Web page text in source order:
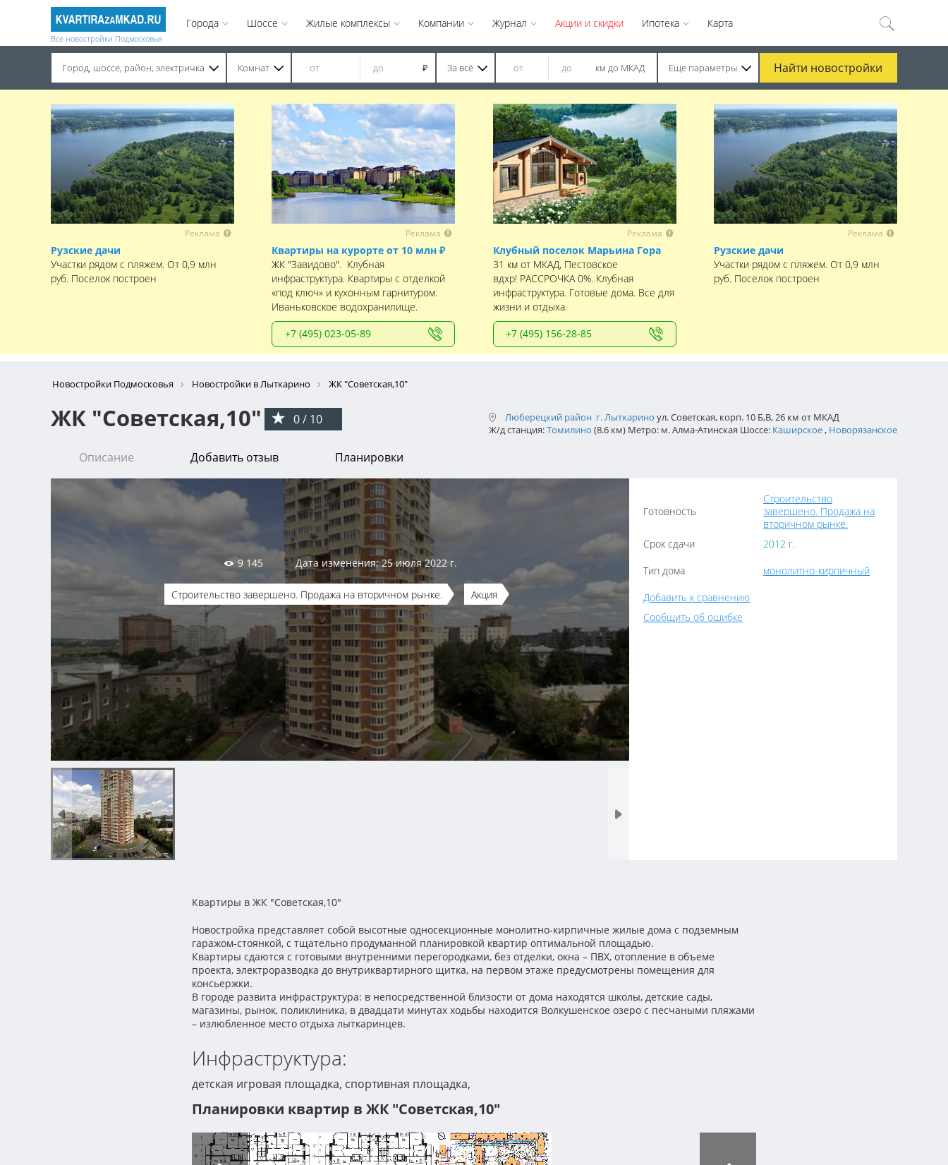
Все новостройки Подмосковья
Города Шоссе Жилые комплексы Компании Журнал Акции и скидки Ипотека Карта
Город, шоссе, район, электричка Комнат ₽ За всё км до МКАД Еще параметры Найти новостройки
Реклама
Рузские дачи
Участки рядом с пляжем. От 0,9 млн
руб. Поселок построен
Реклама
Квартиры на курорте от 10 млн ₽
ЖК "Завидово". Клубная
инфраструктура. Квартиры с отделкой
«под ключ» и кухонным гарнитуром.
Иваньковское водохранилище.
+7 (495) 023-05-89
Реклама
Клубный поселок Марьина Гора
31 км от МКАД, Пестовское
вдхр! РАССРОЧКА 0%. Клубная
инфраструктура. Готовые дома. Все для
жизни и отдыха.
+7 (495) 156-28-85
Реклама
Рузские дачи
Участки рядом с пляжем. От 0,9 млн
руб. Поселок построен
Новостройки Подмосковья Новостройки в Лыткарино ЖК "Советская,10"
ЖК "Советская,10" 0 / 10 Люберецкий район г. Лыткарино ул. Советская, корп. 10 Б,В, 26 км от МКАД
Ж/д станция:Томилино (8.6 км) Метро: м. Алма-Атинская Шоссе: Каширское , Новорязанское
Описание Добавить отзыв Планировки
9 145 Дата изменения: 25 июля 2022 г.
Строительство завершено. Продажа на вторичном рынке. Акция
Готовность
Строительство
завершено. Продажа на
вторичном рынке.
Срок сдачи
2012 г.
Тип дома
монолитно-кирпичный
Добавить к сравнению
Сообщить об ошибке
Квартиры в ЖК "Советская,10"
Новостройка представляет собой высотные односекционные монолитно-кирпичные жилые дома с подземным
гаражом-стоянкой, с тщательно продуманной планировкой квартир оптимальной площадью.
Квартиры сдаются с готовыми внутренними перегородками, без отделки, окна – ПВХ, отопление в объеме
проекта, электроразводка до внутриквартирного щитка, на первом этаже предусмотрены помещения для
консьержки.
В городе развита инфраструктура: в непосредственной близости от дома находятся школы, детские сады,
магазины, рынок, поликлиника, в двадцати минутах ходьбы находится Волкушенское озеро с песчаными пляжами
– излюбленное место отдыха лыткаринцев.
Инфраструктура:
детская игровая площадка, спортивная площадка,
Планировки квартир в ЖК "Советская,10"